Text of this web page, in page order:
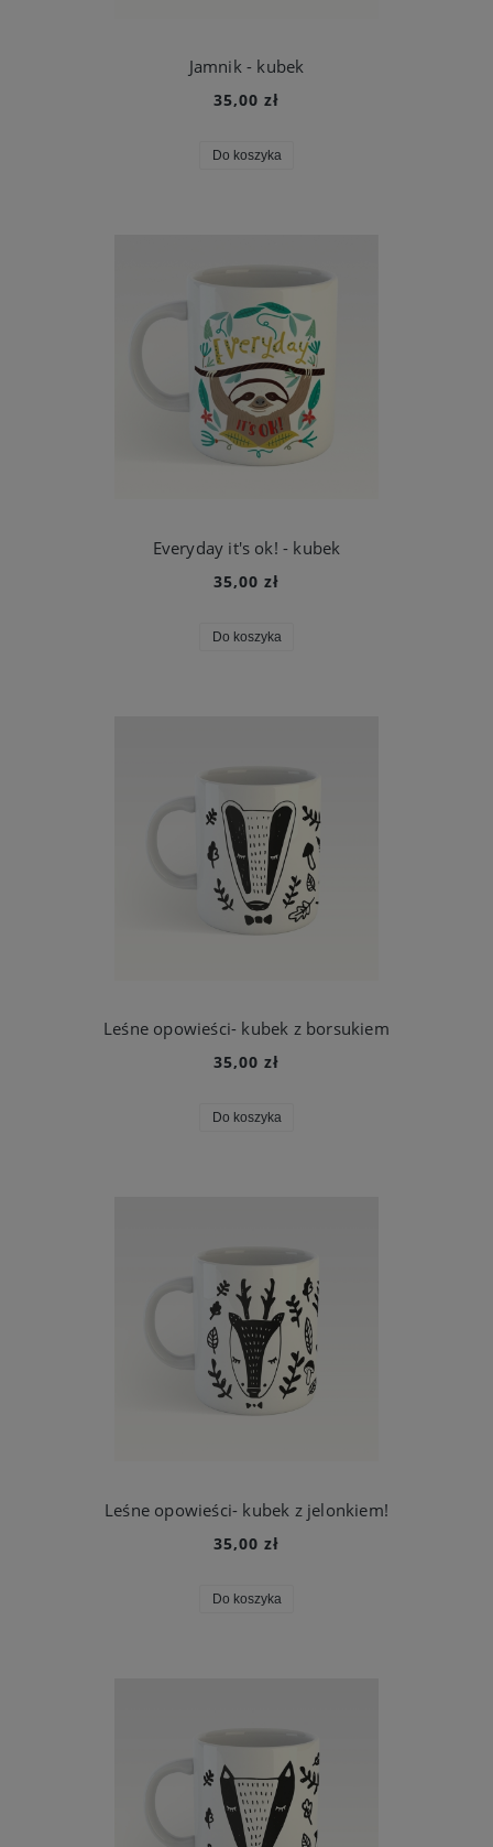
Jamnik - kubek
35,00 zł
Do koszyka
Everyday it's ok! - kubek
35,00 zł
Do koszyka
Leśne opowieści- kubek z borsukiem
35,00 zł
Do koszyka
Leśne opowieści- kubek z jelonkiem!
35,00 zł
Do koszyka